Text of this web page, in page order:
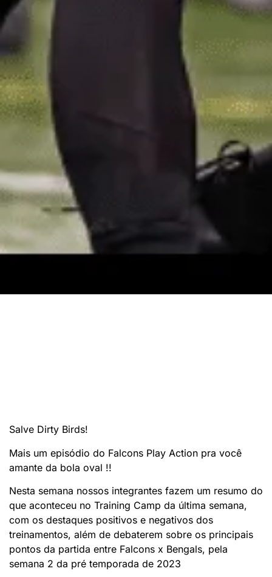
Salve Dirty Birds!
Mais um episódio do Falcons Play Action pra você
amante da bola oval !!
Nesta semana nossos integrantes fazem um resumo do
que aconteceu no Training Camp da última semana,
com os destaques positivos e negativos dos
treinamentos, além de debaterem sobre os principais
pontos da partida entre Falcons x Bengals, pela
semana 2 da pré temporada de 2023